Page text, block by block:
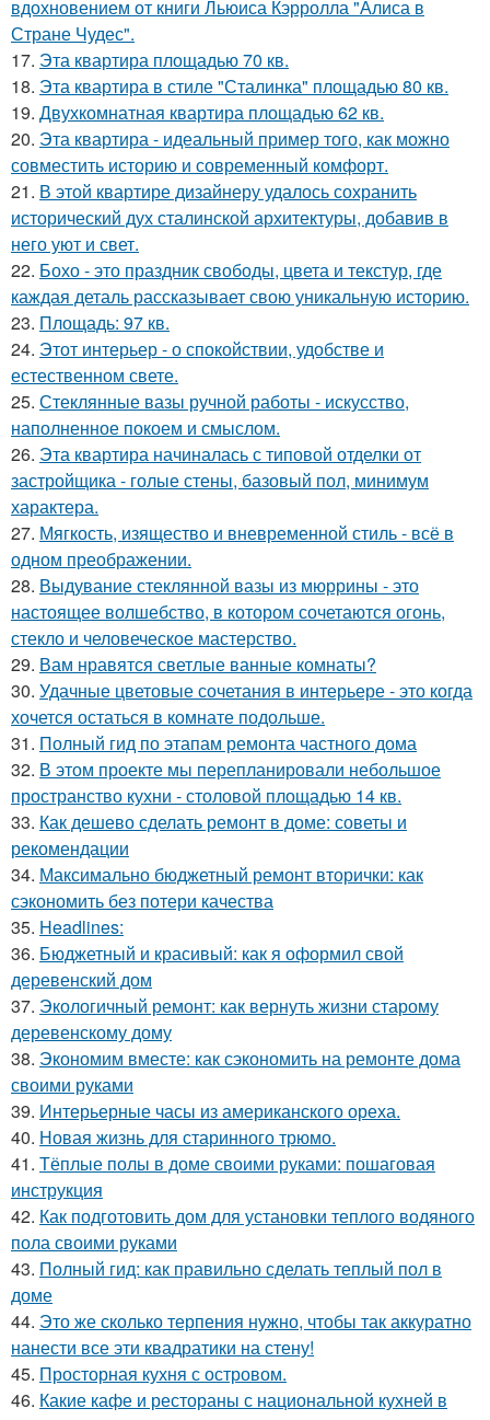
вдохновением от книги Льюиса Кэрролла "Алиса в
Стране Чудес".
17. Эта квартира площадью 70 кв.
18. Эта квартира в стиле "Сталинка" площадью 80 кв.
19. Двухкомнатная квартира площадью 62 кв.
20. Эта квартира - идеальный пример того, как можно
совместить историю и современный комфорт.
21. В этой квартире дизайнеру удалось сохранить
исторический дух сталинской архитектуры, добавив в
него уют и свет.
22. Бохо - это праздник свободы, цвета и текстур, где
каждая деталь рассказывает свою уникальную историю.
23. Площадь: 97 кв.
24. Этот интерьер - о спокойствии, удобстве и
естественном свете.
25. Стеклянные вазы ручной работы - искусство,
наполненное покоем и смыслом.
26. Эта квартира начиналась с типовой отделки от
застройщика - голые стены, базовый пол, минимум
характера.
27. Мягкость, изящество и вневременной стиль - всё в
одном преображении.
28. Выдувание стеклянной вазы из мюррины - это
настоящее волшебство, в котором сочетаются огонь,
стекло и человеческое мастерство.
29. Вам нравятся светлые ванные комнаты?
30. Удачные цветовые сочетания в интерьере - это когда
хочется остаться в комнате подольше.
31. Полный гид по этапам ремонта частного дома
32. В этом проекте мы перепланировали небольшое
пространство кухни - столовой площадью 14 кв.
33. Как дешево сделать ремонт в доме: советы и
рекомендации
34. Максимально бюджетный ремонт вторички: как
сэкономить без потери качества
35. Headlines:
36. Бюджетный и красивый: как я оформил свой
деревенский дом
37. Экологичный ремонт: как вернуть жизни старому
деревенскому дому
38. Экономим вместе: как сэкономить на ремонте дома
своими руками
39. Интерьерные часы из американского ореха.
40. Новая жизнь для старинного трюмо.
41. Тёплые полы в доме своими руками: пошаговая
инструкция
42. Как подготовить дом для установки теплого водяного
пола своими руками
43. Полный гид: как правильно сделать теплый пол в
доме
44. Это же сколько терпения нужно, чтобы так аккуратно
нанести все эти квадратики на стену!
45. Просторная кухня с островом.
46. Какие кафе и рестораны с национальной кухней в